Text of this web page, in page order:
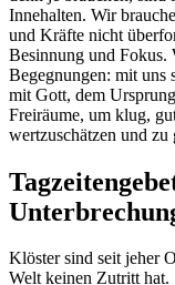
Innehalten. Wir
und Kräfte nicht
Besinnung und Fokus.
Begegnungen: mit uns
mit Gott, dem
Freiräume, um klug,
wertzuschätzen und zu
Klöster sind seit jeher
Welt keinen Zutritt hat.